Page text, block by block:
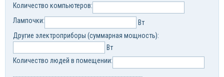
Количество компьютеров:
Лампочки:
Вт
Другие электроприборы (суммарная мощность):
Вт
Количество людей в помещении: